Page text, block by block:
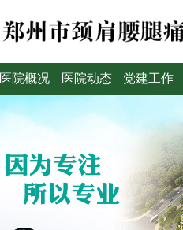
医院概况 医院动态 党建工作